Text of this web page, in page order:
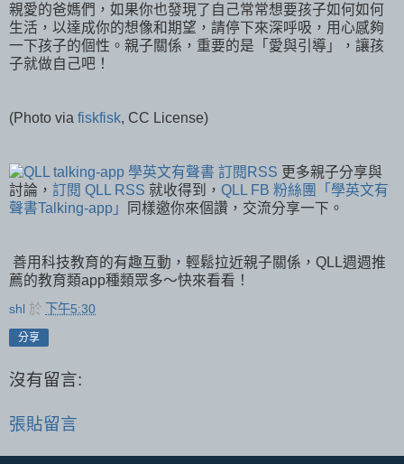
親愛的爸媽們，如果你也發現了自己常常想要孩子如何如何
生活，以達成你的想像和期望，請停下來深呼吸，用心感夠
一下孩子的個性。親子關係，重要的是「愛與引導」，讓孩
子就做自己吧！
(Photo via fiskfisk, CC License)
更多親子分享與
討論， 訂閱 QLL RSS 就收得到， QLL FB 粉絲團「學英文有
聲書Talking-app」
同樣邀你來個讚，交流分享一下。
善用科技教育的有趣互動，輕鬆拉近親子關係，QLL週週推
薦的教育類app種類眾多～快來看看！
shl 於 下午5:30
分享
沒有留言:
張貼留言